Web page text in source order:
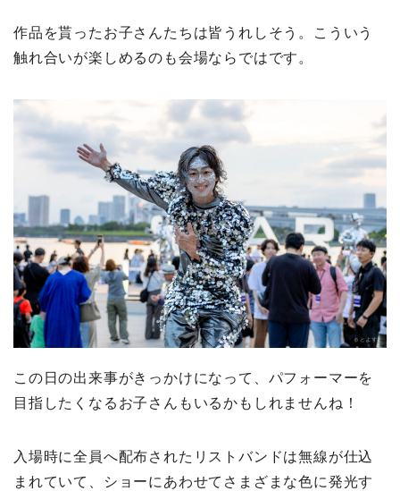
作品を貰ったお子さんたちは皆うれしそう。こういう
触れ合いが楽しめるのも会場ならではです。
この日の出来事がきっかけになって、パフォーマーを
目指したくなるお子さんもいるかもしれませんね！
入場時に全員へ配布されたリストバンドは無線が仕込
まれていて、ショーにあわせてさまざまな色に発光す